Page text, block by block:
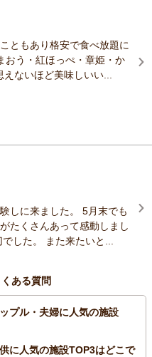
ともあり格安で食べ放題に
おう・紅ほっぺ・章姫・か
ないほど美味しいい...
しに来ました。 5月末でも
たくさんあって感動しまし
した。 また来たいと...
ある質問
プル・夫婦に人気の施設
に人気の施設TOP3はどこで